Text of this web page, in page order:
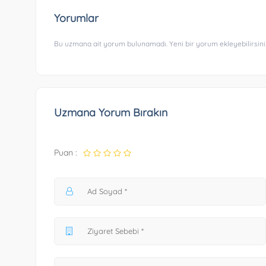
Yorumlar
Bu uzmana ait yorum bulunamadı. Yeni bir yorum
Uzmana Yorum Bırakın
Puan :